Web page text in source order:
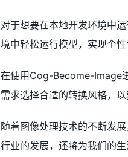
对于想要在本地开发环境中运
境中轻松运行模型，实现个性
在使用Cog-Become-Image
需求选择合适的转换风格，
随着图像处理技术的不断发
行业的发展，还将为我们的